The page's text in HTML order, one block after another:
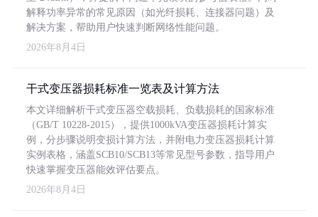
解释功率异常的常见原因（如光纤损耗、连接器问题）及
解决方案，帮助用户快速判断网络性能问题。
2026年8月4日
干式变压器损耗标准一览表及计算方法
本文详细解析干式变压器空载损耗、负载损耗的国家标准
（GB/T 10228-2015），提供1000kVA变压器损耗计算实
例，分步骤说明变损计算方法，并附电力变压器损耗计算
实例表格，涵盖SCB10/SCB13等常见型号参数，指导用户
快速掌握变压器能效评估要点。
2026年8月4日